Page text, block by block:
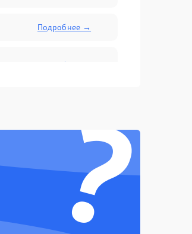
Подробнее →
Подробнее →
?